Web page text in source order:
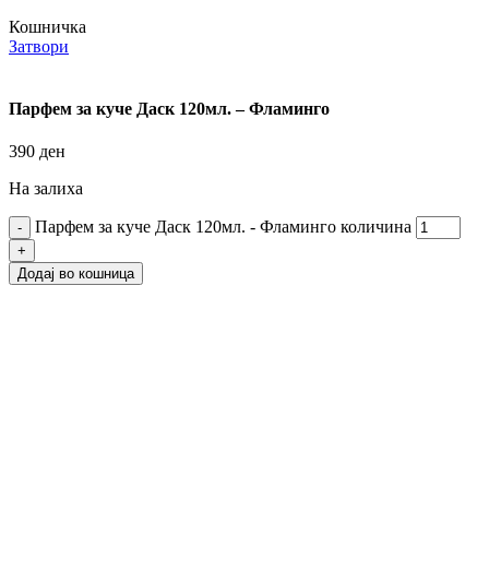
Кошничка
Затвори
Парфем за куче Даск 120мл. – Фламинго
390 ден
На залиха
Парфем за куче Даск 120мл. - Фламинго количина
Додај во кошница